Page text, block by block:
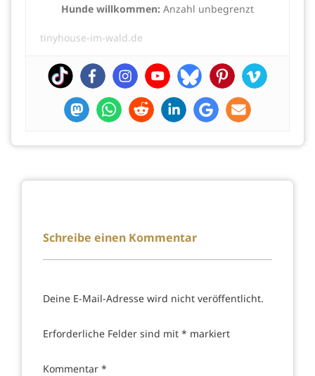
Hunde willkommen: Anzahl unbegrenzt
tinyhouse-im-wald.de
Schreibe einen Kommentar
Deine E-Mail-Adresse wird nicht veröffentlicht.
Erforderliche Felder sind mit * markiert
Kommentar *